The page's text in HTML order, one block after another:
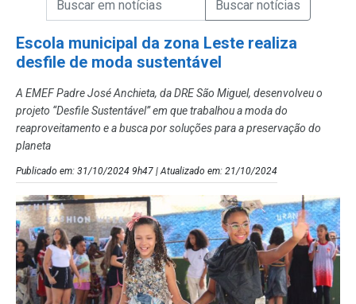
Escola municipal da zona Leste realiza
desfile de moda sustentável
A EMEF Padre José Anchieta, da DRE São Miguel, desenvolveu o
projeto “Desfile Sustentável” em que trabalhou a moda do
reaproveitamento e a busca por soluções para a preservação do
planeta
Publicado em: 31/10/2024 9h47 | Atualizado em: 21/10/2024